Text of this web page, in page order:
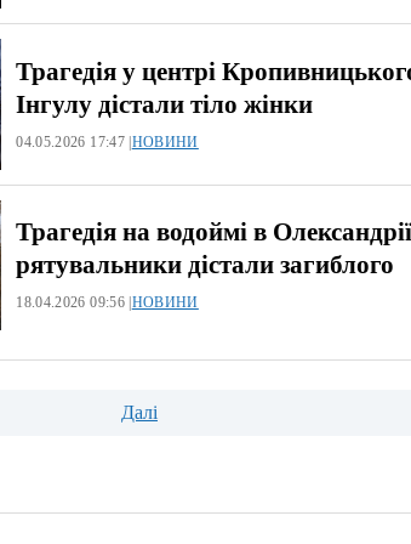
Трагедія у центрі
Інгулу дістали тіло жінки
04.05.2026 17:47 | НОВИНИ
Трагедія на водоймі в
рятувальники дістали загиблого
18.04.2026 09:56 | НОВИНИ
Далі